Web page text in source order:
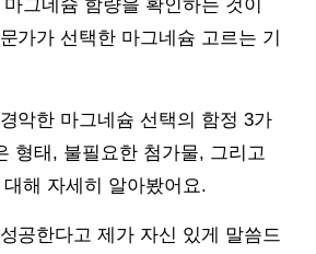
그네슘 함량을 확인하는 것이
가가 선택한 마그네슘 고르는 기
악한 마그네슘 선택의 함정 3가
형태, 불필요한 첨가물, 그리고
해 자세히 알아봤어요.
공한다고 제가 자신 있게 말씀드